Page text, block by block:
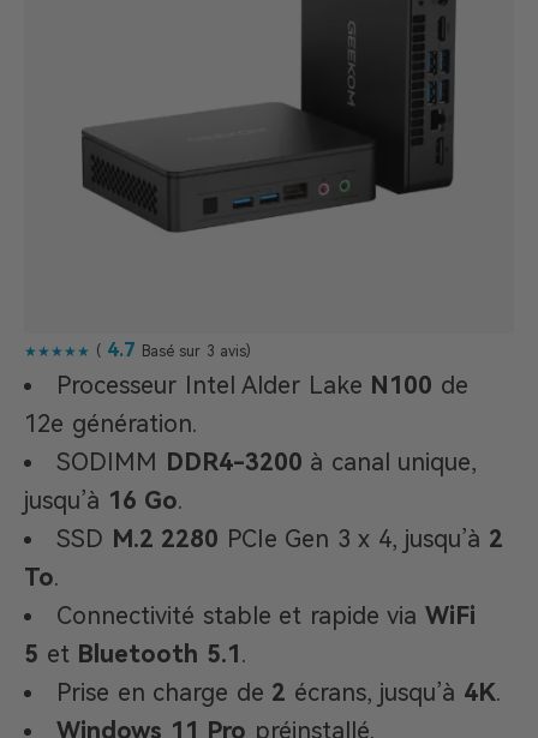
★★★★★ (4.7 Basé sur 3 avis)
Processeur Intel Alder Lake N100 de
12e génération.
SODIMM DDR4-3200 à canal unique,
jusqu’à 16 Go.
SSD M.2 2280 PCIe Gen 3 x 4, jusqu’à 2
To.
Connectivité stable et rapide via WiFi
5 et Bluetooth 5.1.
Prise en charge de 2 écrans, jusqu’à 4K.
Windows 11 Pro préinstallé.